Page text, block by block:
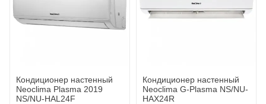
Кондиционер настенный
Neoclima Plasma 2019
NS/NU-HAL24F
Кондиционер настенный
Neoclima G-Plasma NS/NU-
HAX24R